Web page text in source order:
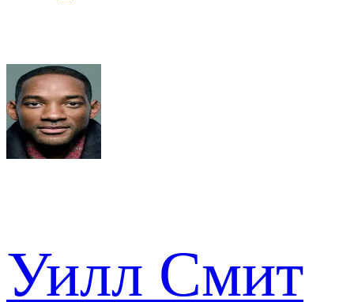
Уилл Смит